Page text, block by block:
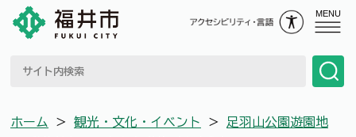
MENU
ホーム ＞ 観光・文化・イベント ＞ 足羽山公園遊園地